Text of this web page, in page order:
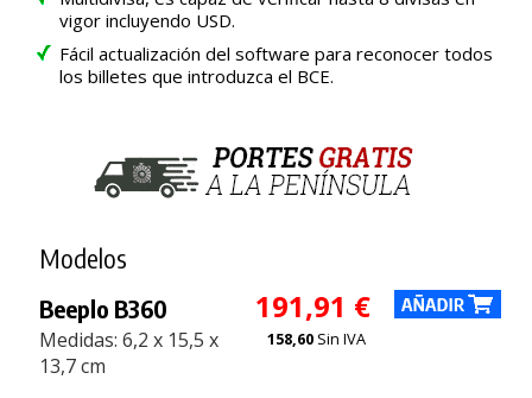
vigor incluyendo USD.
Fácil actualización del software para reconocer todos
los billetes que introduzca el BCE.
Modelos
Beeplo B360
Medidas: 6,2 x 15,5 x
13,7 cm
191,91 €
158,60 Sin IVA